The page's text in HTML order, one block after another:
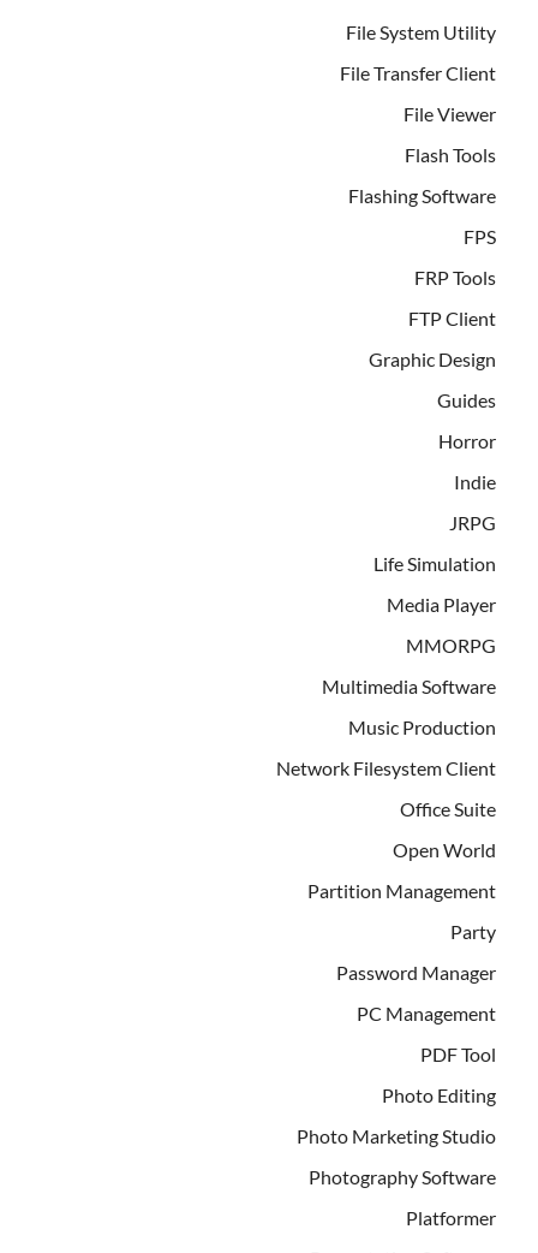
File System Utility
File Transfer Client
File Viewer
Flash Tools
Flashing Software
FPS
FRP Tools
FTP Client
Graphic Design
Guides
Horror
Indie
JRPG
Life Simulation
Media Player
MMORPG
Multimedia Software
Music Production
Network Filesystem Client
Office Suite
Open World
Partition Management
Party
Password Manager
PC Management
PDF Tool
Photo Editing
Photo Marketing Studio
Photography Software
Platformer